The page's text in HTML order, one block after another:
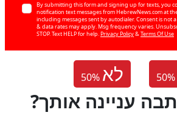
By submitting this form and signing up for texts, you
notification text messages from HebrewNews.com at
including messages sent by autodialer. Consent is not
& data rates may apply. Msg frequency varies.
STOP. Text HELP for help.Privacy Policy&Terms Of Use
50% לא 50%
עניינה אותך